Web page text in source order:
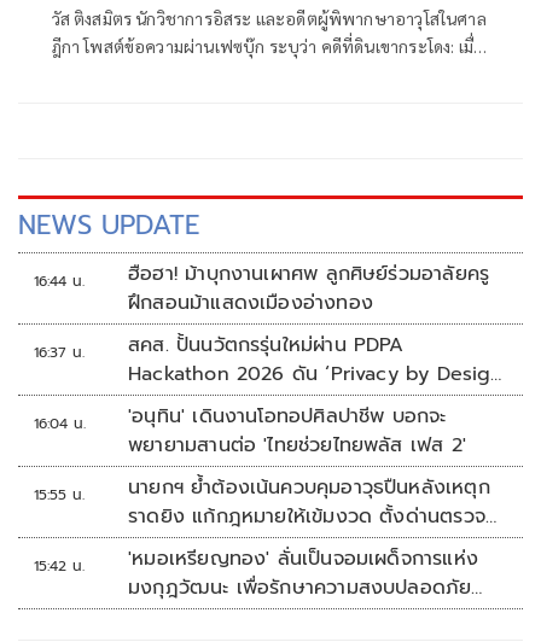
วัส ติงสมิตร นักวิชาการอิสระ และอดีตผู้พิพากษาอาวุโสในศาล
ฎีกา โพสต์ข้อความผ่านเฟซบุ๊ก ระบุว่า คดีที่ดินเขากระโดง: เมื่อ
NEWS UPDATE
16:44 น.
ฮือฮา! ม้าบุกงานเผาศพ ลูกศิษย์ร่วมอาลัยครู
ฝึกสอนม้าแสดงเมืองอ่างทอง
16:37 น.
สคส. ปั้นนวัตกรรุ่นใหม่ผ่าน PDPA
Hackathon 2026 ดัน ‘Privacy by Design
for all’ สู่โซลูชันคุ้มครองข้อมูลส่วนบุคคลที่
ใช้ได้จริง
16:04 น.
'อนุทิน' เดินงานโอทอปศิลปาชีพ บอกจะ
พยายามสานต่อ 'ไทยช่วยไทยพลัส เฟส 2'
15:55 น.
นายกฯ ย้ำต้องเน้นควบคุมอาวุธปืนหลังเหตุก
ราดยิง แก้กฎหมายให้เข้มงวด ตั้งด่านตรวจ
เพิ่ม
15:42 น.
'หมอเหรียญทอง' ลั่นเป็นจอมเผด็จการแห่ง
มงกุฎวัฒนะ เพื่อรักษาความสงบปลอดภัย
ภายในรพ.